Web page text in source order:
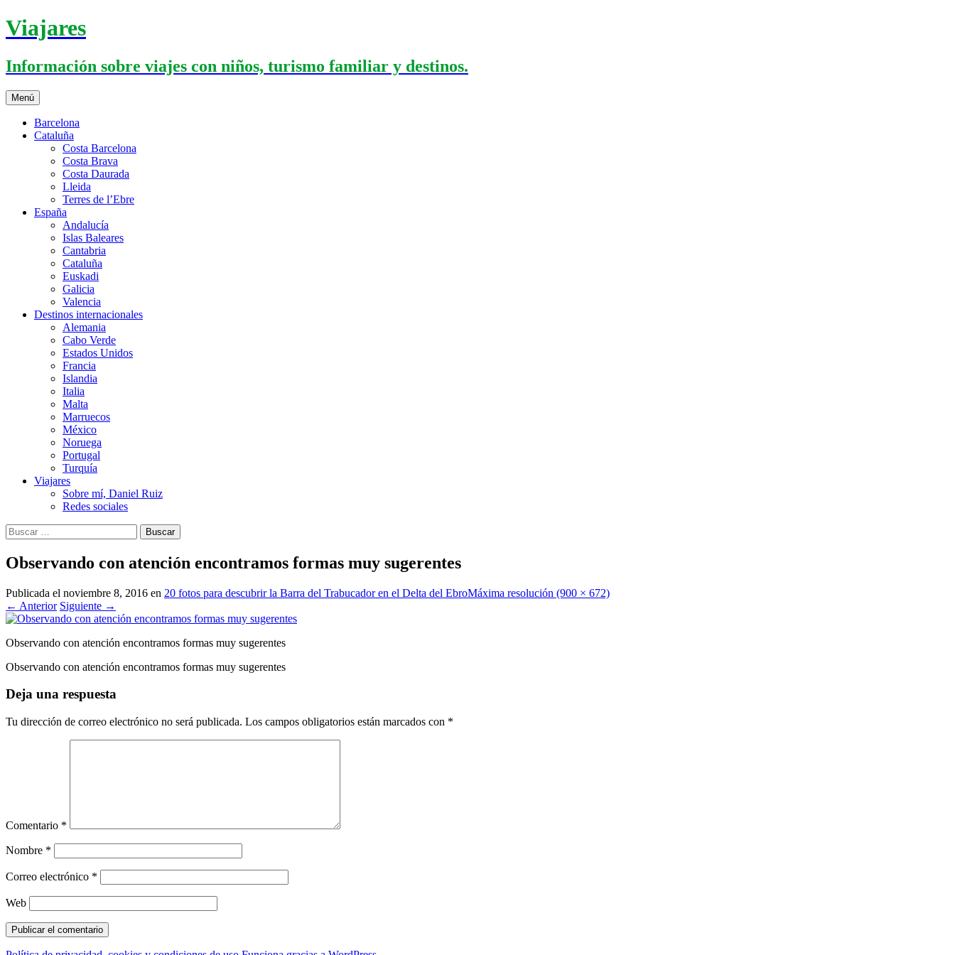
Saltar
al
Viajares
Información sobre viajes con niños, turismo familiar y destinos.
Menú
Barcelona
Cataluña
Costa Barcelona
Costa Brava
Costa Daurada
Lleida
Terres de l’Ebre
España
Andalucía
Islas Baleares
Cantabria
Cataluña
Euskadi
Galicia
Valencia
Destinos internacionales
Alemania
Cabo Verde
Estados Unidos
Francia
Islandia
Italia
Malta
Marruecos
México
Noruega
Portugal
Turquía
Viajares
Sobre mí, Daniel Ruiz
Redes sociales
Buscar:
Observando con atención encontramos formas muy sugerentes
Publicada el noviembre 8, 2016 en 20 fotos para descubrir la Barra del Trabucador en el Delta del EbroMáxima resolución (900 × 672)
← Anterior Siguiente →
Observando con atención encontramos formas muy sugerentes
Observando con atención encontramos formas muy sugerentes
Deja una respuesta
Tu dirección de correo electrónico no será publicada. Los campos obligatorios están marcados con *
Comentario *
Nombre *
Correo electrónico *
Web